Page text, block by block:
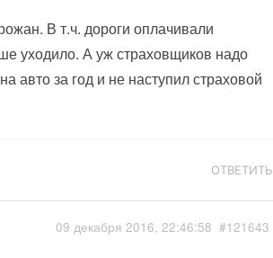
В т.ч. дороги оплачивали
уходило. А уж страховщиков надо
авто за год и не наступил страховой
ОТВЕТИТЬ
09 декабря 2016, 22:46:58 #121643